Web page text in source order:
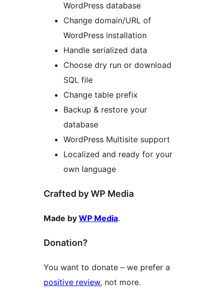
WordPress database
Change domain/URL of
WordPress installation
Handle serialized data
Choose dry run or download
SQL file
Change table prefix
Backup & restore your
database
WordPress Multisite support
Localized and ready for your
own language
Crafted by WP Media
Made by WP Media.
Donation?
You want to donate – we prefer a
positive review, not more.